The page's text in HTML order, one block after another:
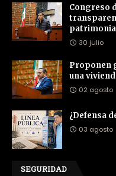
Congreso
30 julio
Proponen
una
02 agosto
¿Defensa
03 agosto
SEGURIDAD